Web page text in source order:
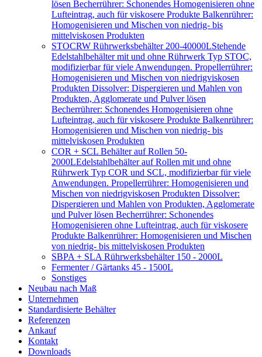
lösen Becherrührer: Schonendes Homogenisieren ohne
Lufteintrag, auch für viskosere Produkte Balkenrührer:
Homogenisieren und Mischen von niedrig- bis
mittelviskosen Produkten
STOCRW Rührwerksbehälter 200-40000LStehende
Edelstahlbehälter mit und ohne Rührwerk Typ STOC,
modifizierbar für viele Anwendungen. Propellerrührer:
Homogenisieren und Mischen von niedrigviskosen
Produkten Dissolver: Dispergieren und Mahlen von
Produkten, Agglomerate und Pulver lösen
Becherrührer: Schonendes Homogenisieren ohne
Lufteintrag, auch für viskosere Produkte Balkenrührer:
Homogenisieren und Mischen von niedrig- bis
mittelviskosen Produkten
COR + SCL Behälter auf Rollen 50-
2000LEdelstahlbehälter auf Rollen mit und ohne
Rührwerk Typ COR und SCL, modifizierbar für viele
Anwendungen. Propellerrührer: Homogenisieren und
Mischen von niedrigviskosen Produkten Dissolver:
Dispergieren und Mahlen von Produkten, Agglomerate
und Pulver lösen Becherrührer: Schonendes
Homogenisieren ohne Lufteintrag, auch für viskosere
Produkte Balkenrührer: Homogenisieren und Mischen
von niedrig- bis mittelviskosen Produkten
SBPA + SLA Rührwerksbehälter 150 - 2000L
Fermenter / Gärtanks 45 - 1500L
Sonstiges
Neubau nach Maß
Unternehmen
Standardisierte Behälter
Referenzen
Ankauf
Kontakt
Downloads